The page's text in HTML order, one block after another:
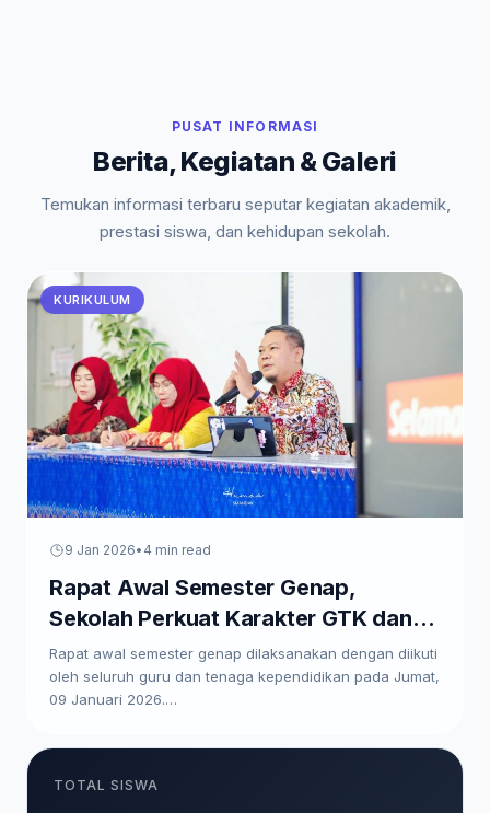
PUSAT INFORMASI
Berita, Kegiatan & Galeri
Temukan informasi terbaru seputar kegiatan akademik,
prestasi siswa, dan kehidupan sekolah.
KURIKULUM
9 Jan 2026• 4 min read
Rapat Awal Semester Genap,
Sekolah Perkuat Karakter GTK dan
Paparkan Program Kerja
Rapat awal semester genap dilaksanakan dengan diikuti
oleh seluruh guru dan tenaga kependidikan pada Jumat,
09 Januari 2026.…
TOTAL SISWA